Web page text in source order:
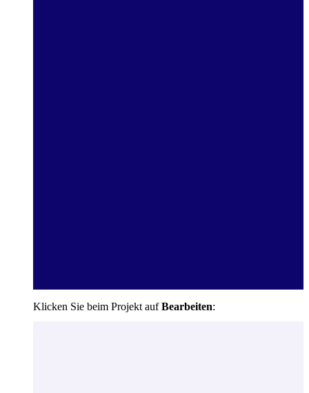
Klicken Sie beim Projekt aufBearbeiten: